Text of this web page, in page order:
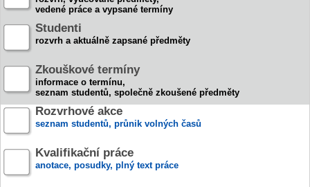
vedené práce a vypsané termíny
Studenti
rozvrh a aktuálně zapsané předměty
Zkouškové termíny
informace o termínu,
seznam studentů, společně zkoušené předměty
Rozvrhové akce
seznam studentů, průnik volných časů
Kvalifikační práce
anotace, posudky, plný text práce